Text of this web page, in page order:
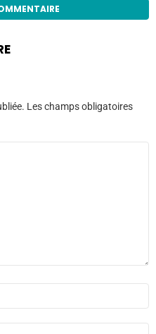
Les champs obligatoires